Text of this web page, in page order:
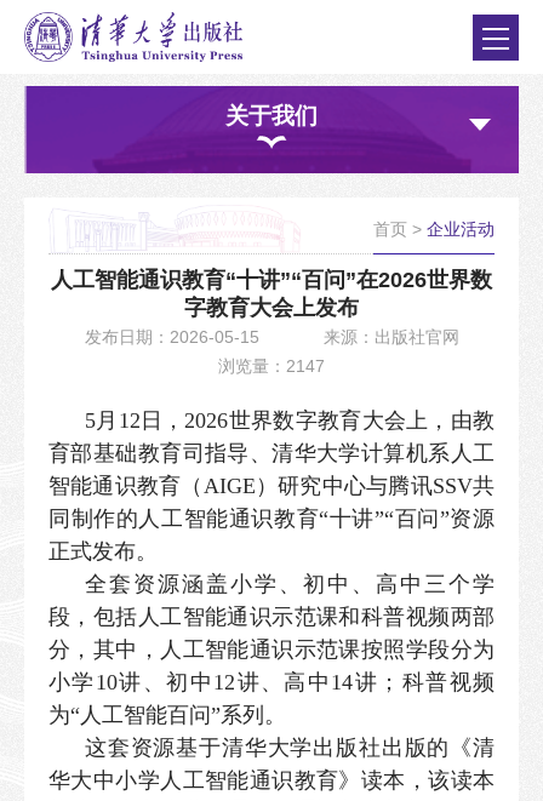
关于我们
首页 > 企业活动
人工智能通识教育“十讲”“百问”在2026世界数
字教育大会上发布
发布日期：2026-05-15
来源：出版社官网
浏览量：2147
5月12日，2026世界数字教育大会上，由教
育部基础教育司指导、清华大学计算机系人工
智能通识教育（AIGE）研究中心与腾讯SSV共
同制作的人工智能通识教育“十讲”“百问”资源
正式发布。
全套资源涵盖小学、初中、高中三个学
段，包括人工智能通识示范课和科普视频两部
分，其中，人工智能通识示范课按照学段分为
小学10讲、初中12讲、高中14讲；科普视频
为“人工智能百问”系列。
这套资源基于清华大学出版社出版的《清
华大中小学人工智能通识教育》读本，该读本